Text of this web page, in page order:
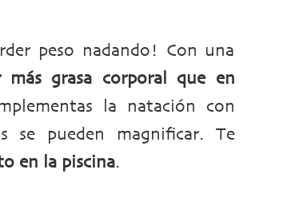
peso nadando! Con una
más grasa corporal que en
la natación con
se pueden magnificar. Te
en la piscina.